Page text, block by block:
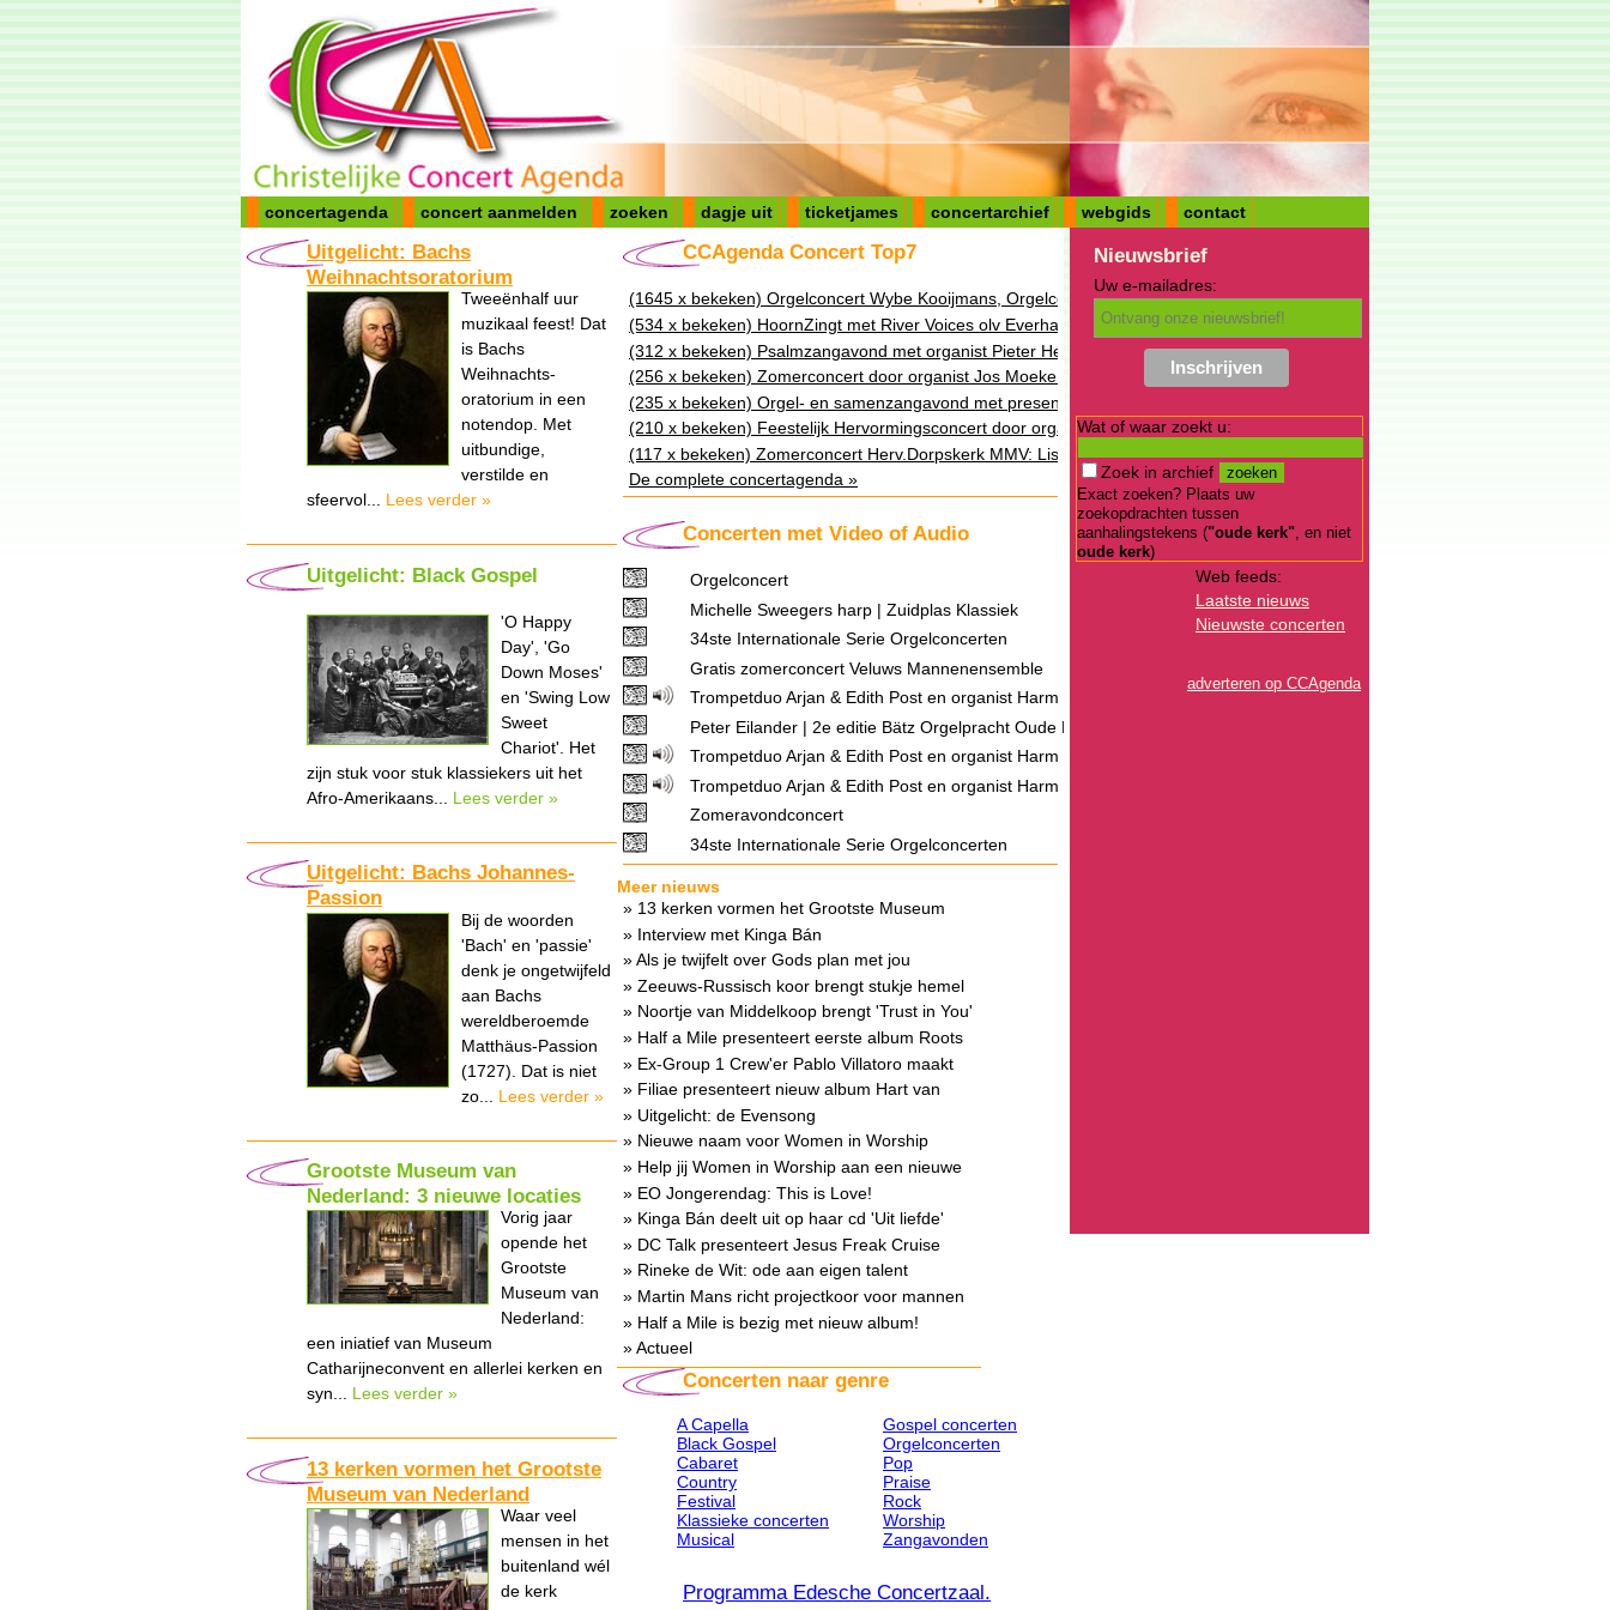
concertagenda concert aanmelden zoeken dagje uit ticketjames concertarchief webgids contact
Uitgelicht: Bachs
Weihnachtsoratorium
Tweeënhalf uur
muzikaal feest! Dat
is Bachs
Weihnachts-
oratorium in een
notendop. Met
uitbundige,
verstilde en
sfeervol... Lees verder »
Uitgelicht: Black Gospel
'O Happy
Day', 'Go
Down Moses'
en 'Swing Low
Sweet
Chariot'. Het
zijn stuk voor stuk klassiekers uit het
Afro-Amerikaans... Lees verder »
Uitgelicht: Bachs Johannes-
Passion
Bij de woorden
'Bach' en 'passie'
denk je ongetwijfeld
aan Bachs
wereldberoemde
Matthäus-Passion
(1727). Dat is niet
zo... Lees verder »
Grootste Museum van
Nederland: 3 nieuwe locaties
Vorig jaar
opende het
Grootste
Museum van
Nederland:
een iniatief van Museum
Catharijneconvent en allerlei kerken en
syn... Lees verder »
13 kerken vormen het Grootste
Museum van Nederland
Waar veel
mensen in het
buitenland wél
de kerk
CCAgenda Concert Top7
(1645 x bekeken) Orgelconcert Wybe Kooijmans, Orgelcommissie Grote Kerk Westzaan, Westzaan
(534 x bekeken) HoornZingt met River Voices olv Everhard Zwart in Het Octaaf, zingenenzo, Hoorn
(312 x bekeken) Psalmzangavond met organist Pieter Heykoop en bovenstemgroep IJsselmuiden, Psalmzangavond Grote Kerk
(256 x bekeken) Zomerconcert door organist Jos Moeke Grote kerk, Jos Moeke, Westzaan
(235 x bekeken) Orgel- en samenzangavond met presentatie psalmvoorspelen, Jan Peter Teeuw, Ridderkerk
(210 x bekeken) Feestelijk Hervormingsconcert door organist Jos Moeke Grote kerk, Jos Moeke, Elburg
(117 x bekeken) Zomerconcert Herv.Dorpskerk MMV: Liselotte Rokyta, panfluit, André Knevel en Jos Moeke, orgel, Jos Moeke,
De complete concertagenda »
Concerten met Video of Audio
Orgelconcert
Michelle Sweegers harp | Zuidplas Klassiek
34ste Internationale Serie Orgelconcerten
Gratis zomerconcert Veluws Mannenensemble
Trompetduo Arjan & Edith Post en organist Harm Hoeve
Peter Eilander | 2e editie Bätz Orgelpracht Oude Kerk
Trompetduo Arjan & Edith Post en organist Harm Hoeve
Trompetduo Arjan & Edith Post en organist Harm Hoeve
Zomeravondconcert
34ste Internationale Serie Orgelconcerten
Meer nieuws
» 13 kerken vormen het Grootste Museum
van Nederland
» Interview met Kinga Bán
» Als je twijfelt over Gods plan met jou
» Zeeuws-Russisch koor brengt stukje hemel
op aarde
» Noortje van Middelkoop brengt 'Trust in You'
uit
» Half a Mile presenteert eerste album Roots
» Ex-Group 1 Crew'er Pablo Villatoro maakt
single
» Filiae presenteert nieuw album Hart van
Hart
» Uitgelicht: de Evensong
» Nieuwe naam voor Women in Worship
» Help jij Women in Worship aan een nieuwe
naam?
» EO Jongerendag: This is Love!
» Kinga Bán deelt uit op haar cd 'Uit liefde'
» DC Talk presenteert Jesus Freak Cruise
» Rineke de Wit: ode aan eigen talent
» Martin Mans richt projectkoor voor mannen
op
» Half a Mile is bezig met nieuw album!
» Actueel
Concerten naar genre
A Capella
Black Gospel
Cabaret
Country
Festival
Klassieke concerten
Musical
Gospel concerten
Orgelconcerten
Pop
Praise
Rock
Worship
Zangavonden
Programma Edesche Concertzaal.
Nieuwsbrief
Uw e-mailadres:
Wat of waar zoekt u:
Zoek in archief
Exact zoeken? Plaats uw
zoekopdrachten tussen
aanhalingstekens ("oude kerk", en niet
oude kerk)
Web feeds:
Laatste nieuws
Nieuwste concerten
adverteren op CCAgenda